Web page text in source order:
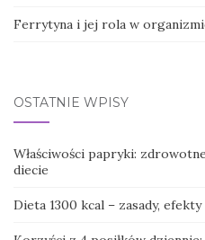
Ferrytyna i jej rola w
OSTATNIE WPISY
Właściwości papryki:
diecie
Dieta 1300 kcal – zasady,